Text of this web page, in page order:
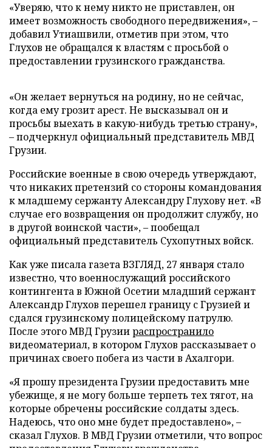
«Уверяю, что к нему никто не приставлен, он
имеет возможность свободного передвижения», –
добавил Утиашвили, отметив при этом, что
Глухов не обращался к властям с просьбой о
предоставлении грузинского гражданства.
«Он желает вернуться на родину, но не сейчас,
когда ему грозит арест. Не высказывал он и
просьбы выехать в какую-нибудь третью страну»,
– подчеркнул официальный представитель МВД
Грузии.
Российские военные в свою очередь утверждают,
что никаких претензий со стороны командования
к младшему сержанту Александру Глухову нет. «В
случае его возвращения он продолжит службу, но
в другой воинской части», – пообещал
официальный представитель Сухопутных войск.
Как уже писала газета ВЗГЛЯД, 27 января стало
известно, что военнослужащий российского
контингента в Южной Осетии младший сержант
Александр Глухов перешел границу с Грузией и
сдался грузинскому полицейскому патрулю.
После этого МВД Грузиираспространило
видеоматериал, в котором Глухов рассказывает о
причинах своего побега из части в Ахалгори.
«Я прошу президента Грузии предоставить мне
убежище, я не могу больше терпеть тех тягот, на
которые обречены российские солдаты здесь.
Надеюсь, что оно мне будет предоставлено», –
сказал Глухов. В МВД Грузии отметили, что вопрос